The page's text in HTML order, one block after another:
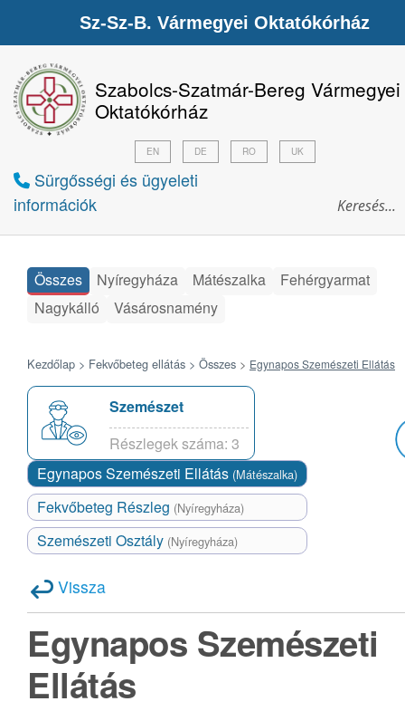
Szabolcs-Szatmár-Bereg Vármegyei
Oktatókórház
Sürgősségi és ügyeleti
információk
EN DE RO UK
Összes Nyíregyháza Mátészalka
Fehérgyarmat
Nagykálló
Vásárosnamény
Kezdőlap > Fekvőbeteg ellátás > Összes > Egynapos Szemészeti Ellátás
Szemészet
Részlegek száma: 3
Egynapos Szemészeti Ellátás (Mátészalka)
Fekvőbeteg Részleg (Nyíregyháza)
Szemészeti Osztály (Nyíregyháza)
Vissza
Egynapos Szemészeti
Ellátás
Sz-Sz-B. Vármegyei Oktatókórház